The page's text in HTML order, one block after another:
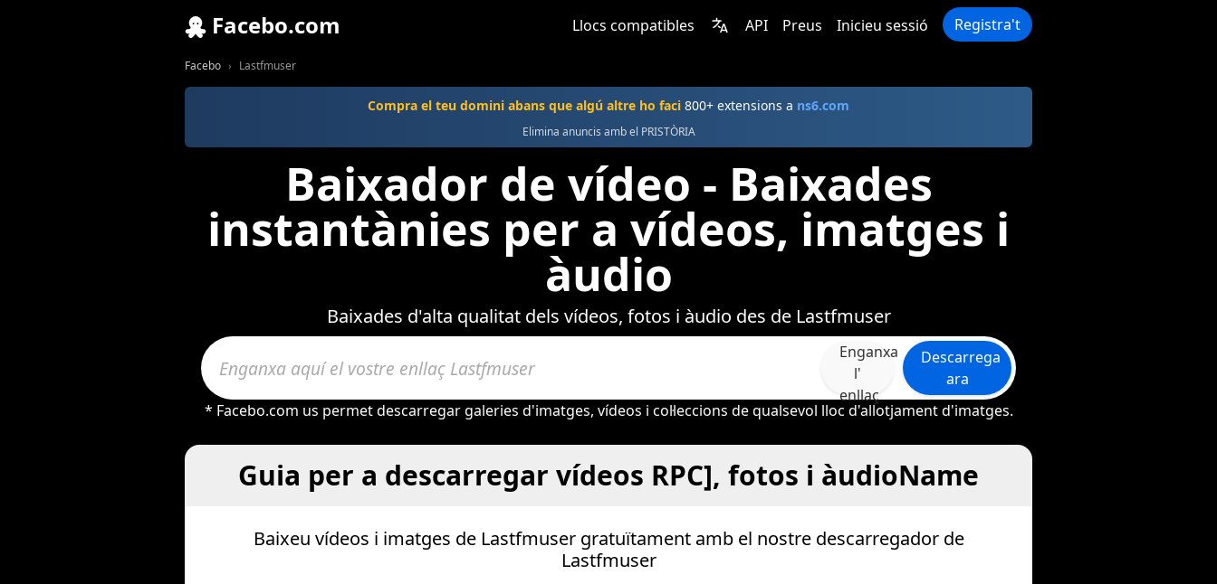
Facebo.com Llocs compatibles API Preus Inicieu sessió Registra't
Facebo Lastfmuser
Compra el teu domini abans que algú altre ho faci 800+ extensions a ns6.com
Elimina anuncis amb el PRISTÒRIA
Baixador de vídeo - Baixades
instantànies per a vídeos, imatges i
àudio
Baixades d'alta qualitat dels vídeos, fotos i àudio des de Lastfmuser
Enganxa
l'
enllaç
Descarrega
ara
* Facebo.com us permet descarregar galeries d'imatges, vídeos i col·leccions de qualsevol lloc d'allotjament d'imatges.
Guia per a descarregar vídeos RPC], fotos i àudioName
Baixeu vídeos i imatges de Lastfmuser gratuïtament amb el nostre descarregador de
Lastfmuser